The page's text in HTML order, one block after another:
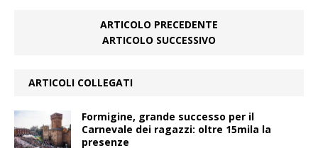
ARTICOLO PRECEDENTE
ARTICOLO SUCCESSIVO
ARTICOLI COLLEGATI
Formigine, grande successo per il
Carnevale dei ragazzi: oltre 15mila la
presenze